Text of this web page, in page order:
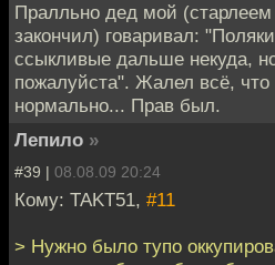
Пралльно дед мой (старлеем
закончил) говаривал:
ссыкливые дальше некуда,
пожалуйста". Жалел всё,
нормально... Прав был.
Лепило »
#39 | 08.08.09 20:24
Кому: TAKT51, #11
> Нужно было тупо